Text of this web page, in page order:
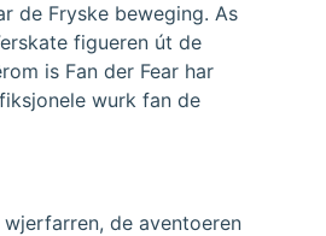
de Fryske beweging. As
figueren út de
is Fan der Fear har
wurk fan de
de aventoeren